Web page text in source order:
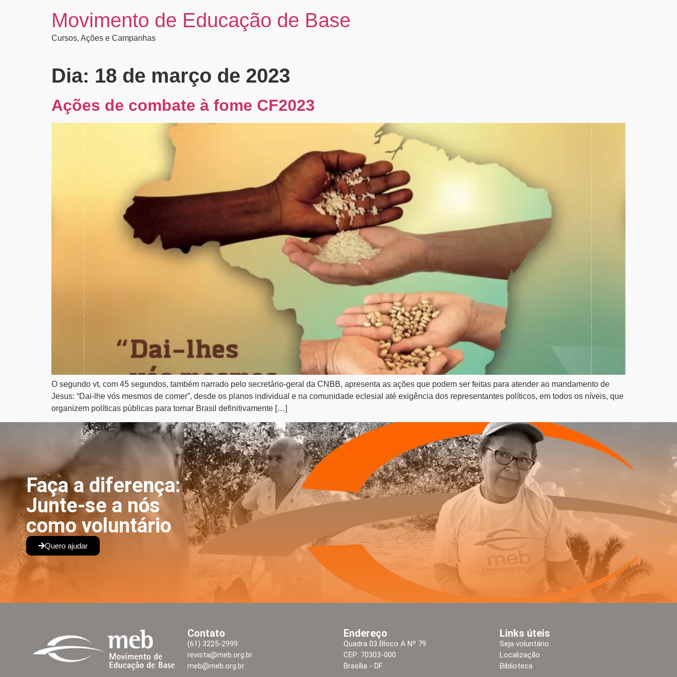
Movimento de Educação de Base
Cursos, Ações e Campanhas
Dia: 18 de março de 2023
Ações de combate à fome CF2023
O segundo vt, com 45 segundos, também narrado pelo secretário-geral da CNBB, apresenta as ações que podem ser feitas para atender ao mandamento de
Jesus: “Dai-lhe vós mesmos de comer”, desde os planos individual e na comunidade eclesial até exigência dos representantes políticos, em todos os níveis, que
organizem políticas públicas para tornar Brasil definitivamente […]
Faça a diferença:
Junte-se a nós
como voluntário
Quero ajudar
Contato
(61) 3225-2999
revista@meb.org.br
meb@meb.org.br
Endereço
Quadra 03 Bloco A Nº 79
CEP: 70303-000
Brasília - DF
Links úteis
Seja voluntário
Localização
Biblioteca